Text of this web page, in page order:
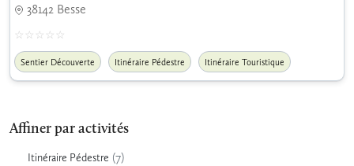
Affiner par activités
Itinéraire Pédestre (7)
38142 Besse
Sentier Découverte Itinéraire Pédestre Itinéraire Touristique